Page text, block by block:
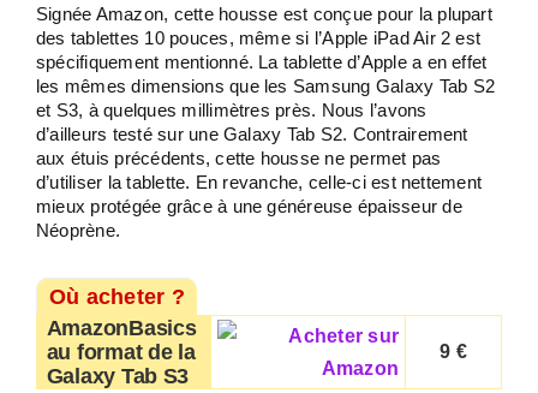
Signée Amazon, cette housse est conçue pour la plupart
des tablettes 10 pouces, même si l’Apple iPad Air 2 est
spécifiquement mentionné. La tablette d’Apple a en effet
les mêmes dimensions que les Samsung Galaxy Tab S2
et S3, à quelques millimètres près. Nous l’avons
d’ailleurs testé sur une Galaxy Tab S2. Contrairement
aux étuis précédents, cette housse ne permet pas
d’utiliser la tablette. En revanche, celle-ci est nettement
mieux protégée grâce à une généreuse épaisseur de
Néoprène.
Où acheter ?
AmazonBasics
au format de la
Galaxy Tab S3
9 €